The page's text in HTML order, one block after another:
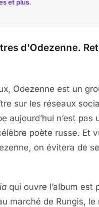
et plus.
d'Odezenne.
Odezenne est un
sur les réseaux
aujourd’hui n’est
poète russe. Et
on évitera de
qui ouvre l’album
marché de Rungis,